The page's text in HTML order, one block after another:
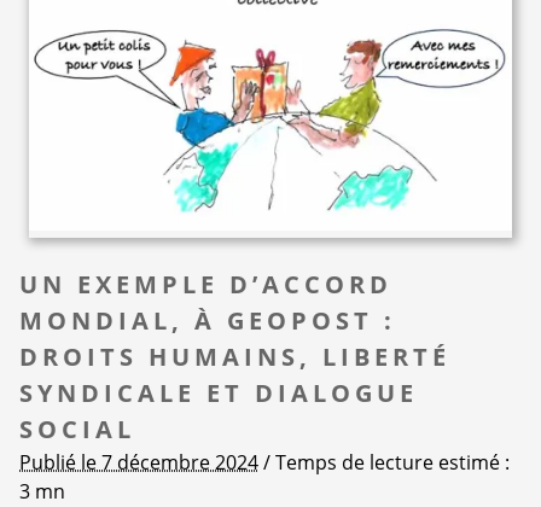
UN EXEMPLE D’ACCORD
MONDIAL, À GEOPOST :
DROITS HUMAINS, LIBERTÉ
SYNDICALE ET DIALOGUE
SOCIAL
Publié le 7 décembre 2024/ Temps de lecture estimé :
3 mn